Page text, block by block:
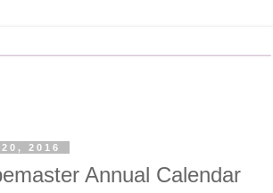
2016
Annual Calendar